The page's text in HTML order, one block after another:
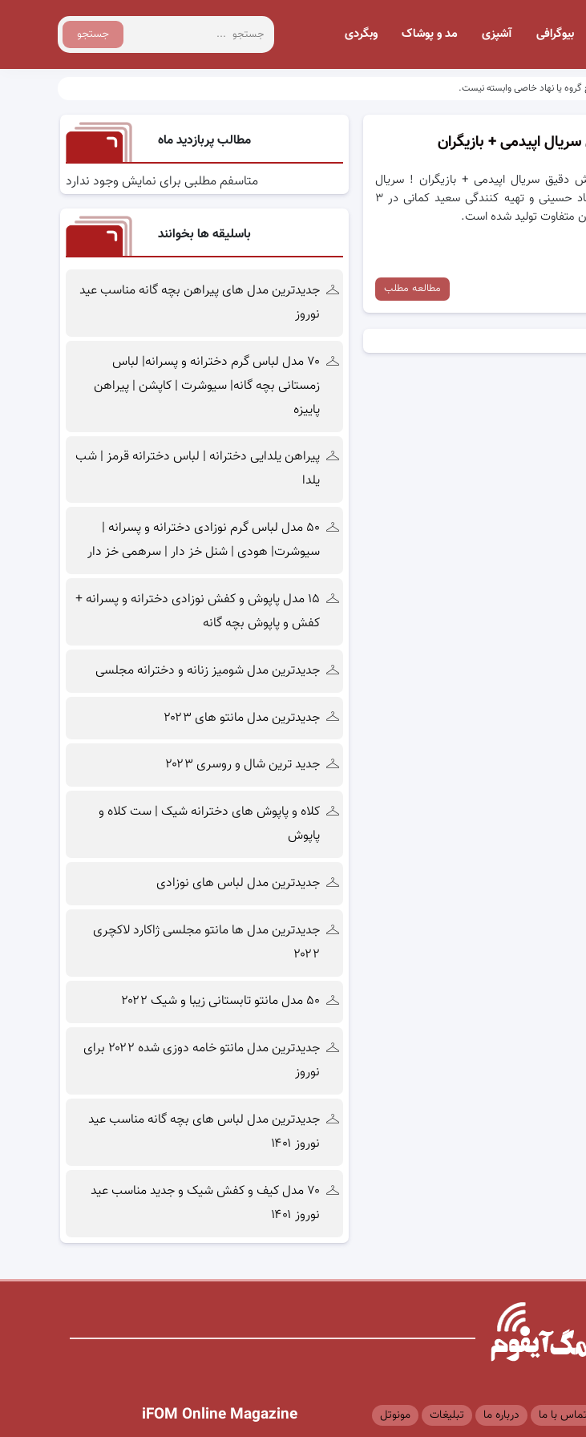
جستجو بیوگرافی آشپزی مد و پوشاک وبگردی
یا نهاد خاصی وابسته نیست.
اپیدمی + بازیگران
دقیق سریال اپیدمی + بازیگران ! سریال
اپیدمی به کارگردانی امیر سجاد حسینی و تهیه کنندگی سعید کمانی در ۳
مطالعه مطلب
مطالب پربازدید ماه
متاسفم مطلبی برای نمایش وجود ندارد
باسلیقه ها بخوانند
جدیدترین مدل های پیراهن بچه گانه مناسب عید
نوروز
۷۰ مدل لباس گرم دخترانه و پسرانه| لباس
زمستانی بچه گانه| سیوشرت | کاپشن | پیراهن
پاییزه
پیراهن یلدایی دخترانه | لباس دخترانه قرمز | شب
یلدا
۵۰ مدل لباس گرم نوزادی دخترانه و پسرانه |
سیوشرت| هودی | شنل خز دار | سرهمی خز دار
۱۵ مدل پاپوش و کفش نوزادی دخترانه و پسرانه +
کفش و پاپوش بچه گانه
جدیدترین مدل شومیز زنانه و دخترانه مجلسی
جدیدترین مدل مانتو های ۲۰۲۳
جدید ترین شال و روسری ۲۰۲۳
کلاه و پاپوش های دخترانه شیک | ست کلاه و
پاپوش
جدیدترین مدل لباس های نوزادی
جدیدترین مدل ها مانتو مجلسی ژاکارد لاکچری
۲۰۲۲
۵۰ مدل مانتو تابستانی زیبا و شیک ۲۰۲۲
جدیدترین مدل مانتو خامه دوزی شده ۲۰۲۲ برای
نوروز
جدیدترین مدل لباس های بچه گانه مناسب عید
نوروز ۱۴۰۱
۷۰ مدل کیف و کفش شیک و جدید مناسب عید
نوروز ۱۴۰۱
iFOM Online Magazine تماس با ما درباره ما تبلیغات مونوتل